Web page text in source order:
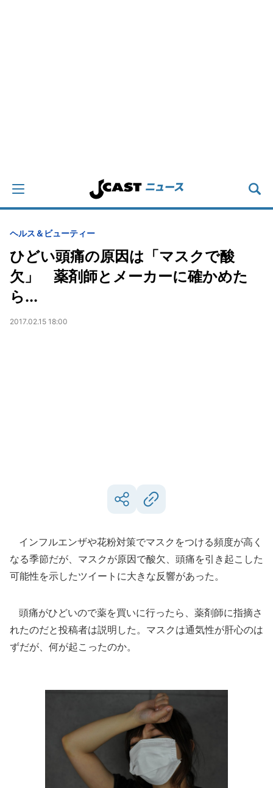
ヘルス＆ビューティー
ひどい頭痛の原因は「マスクで酸
欠」 薬剤師とメーカーに確かめた
ら...
2017.02.15 18:00
インフルエンザや花粉対策でマスクをつける頻度が高く
なる季節だが、マスクが原因で酸欠、頭痛を引き起こした
可能性を示したツイートに大きな反響があった。
頭痛がひどいので薬を買いに行ったら、薬剤師に指摘さ
れたのだと投稿者は説明した。マスクは通気性が肝心のは
ずだが、何が起こったのか。